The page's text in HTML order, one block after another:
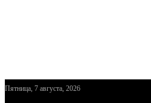
Пятница, 7 августа, 2026